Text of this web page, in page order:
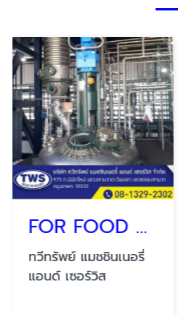
FOR FOOD AND CHEMICAL
ทวีทรัพย์ แมชชินเนอรี่
แอนด์ เซอร์วิส